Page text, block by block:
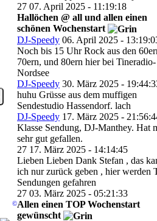
©
27 07. April 2025 - 11:19:18
Hallöchen @ all und allen einen
schönen Wochenstart
DJ-Speedy 06. April 2025 -
Noch bis 15 Uhr Rock aus den
70ern, und 80ern hier bei Tineradio-
Nordsee
DJ-Speedy 30. März 2025 -
huhu Grüsse aus dem muffigen
Sendestudio Hassendorf. lach
DJ-Speedy 17. März 2025 -
Klasse Sendung, DJ-Manthey. Hat
sehr gut gefallen.
27 17. März 2025 - 14:14:45
Lieben Lieben Dank Stefan , das
ich nur zurück geben , hier werden
Sendungen gefahren
27 03. März 2025 - 05:21:33
Allen einen TOP Wochenstart
gewünscht